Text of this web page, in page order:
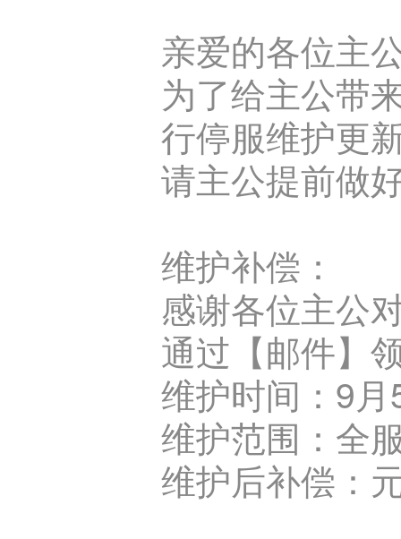
亲爱的各位主
为了给主公带
行停服维护更
请主公提前做
维护补偿：
感谢各位主公
通过【邮件】
维护时间：9
维护范围：全
维护后补偿：